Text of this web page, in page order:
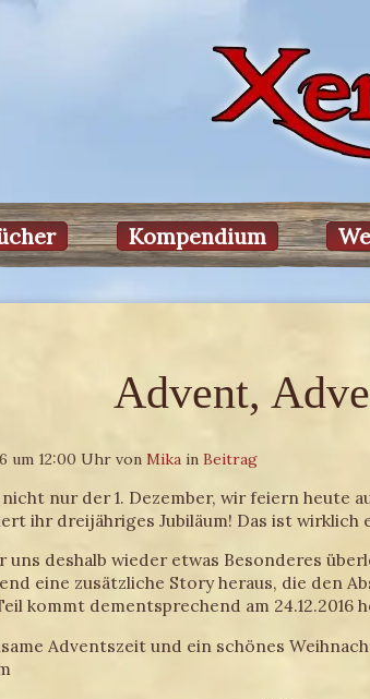
Kompendium
Advent,
um 12:00 Uhr von Mikain Beitrag
nur der 1. Dezember, wir feiern heute
ihr dreijähriges Jubiläum! Das ist wirklich
uns deshalb wieder etwas Besonderes
eine zusätzliche Story heraus, die den
kommt dementsprechend am 24.12.2016
Adventszeit und ein schönes